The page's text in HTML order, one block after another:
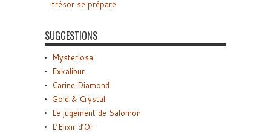
trésor se prépare
SUGGESTIONS
Mysteriosa
Exkalibur
Carine Diamond
Gold & Crystal
Le jugement de Salomon
L’Elixir d’Or